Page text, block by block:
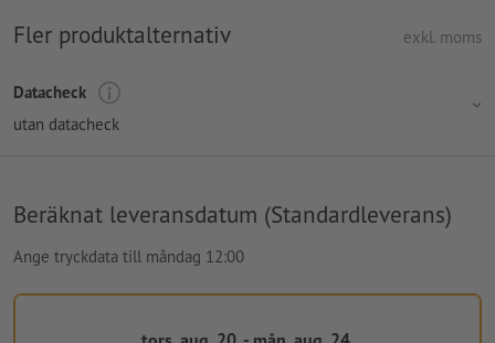
Fler produktalternativ exkl. moms
Datacheck
utan datacheck
Beräknat leveransdatum (Standardleverans)
Ange tryckdata till måndag 12:00